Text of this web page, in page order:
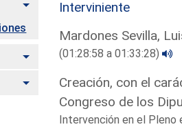
Alternar
Alternar
Alternar
Interviniente
Mardones Sevilla,
(01:28:58 a 01:33:28)
Creación, con el
Congreso de los
Intervención en el Pleno